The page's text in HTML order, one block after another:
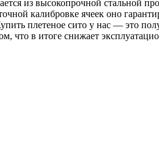
из высокопрочной стальной
калибровке ячеек оно
плетеное сито у нас — это
что в итоге снижает